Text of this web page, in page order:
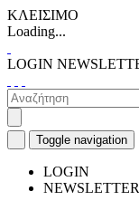
ΚΛΕΙΣΙΜΟ
Loading...
LOGIN
Toggle navigation
LOGIN
NEWSLETTER